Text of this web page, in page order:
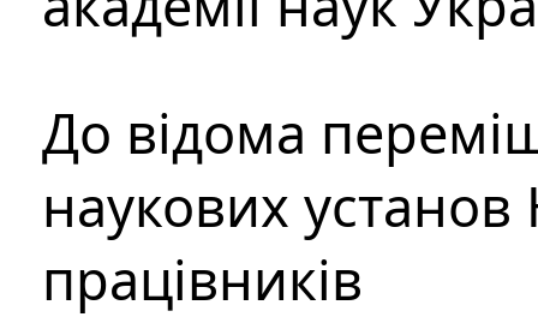
До відома
наукових установ
працівників